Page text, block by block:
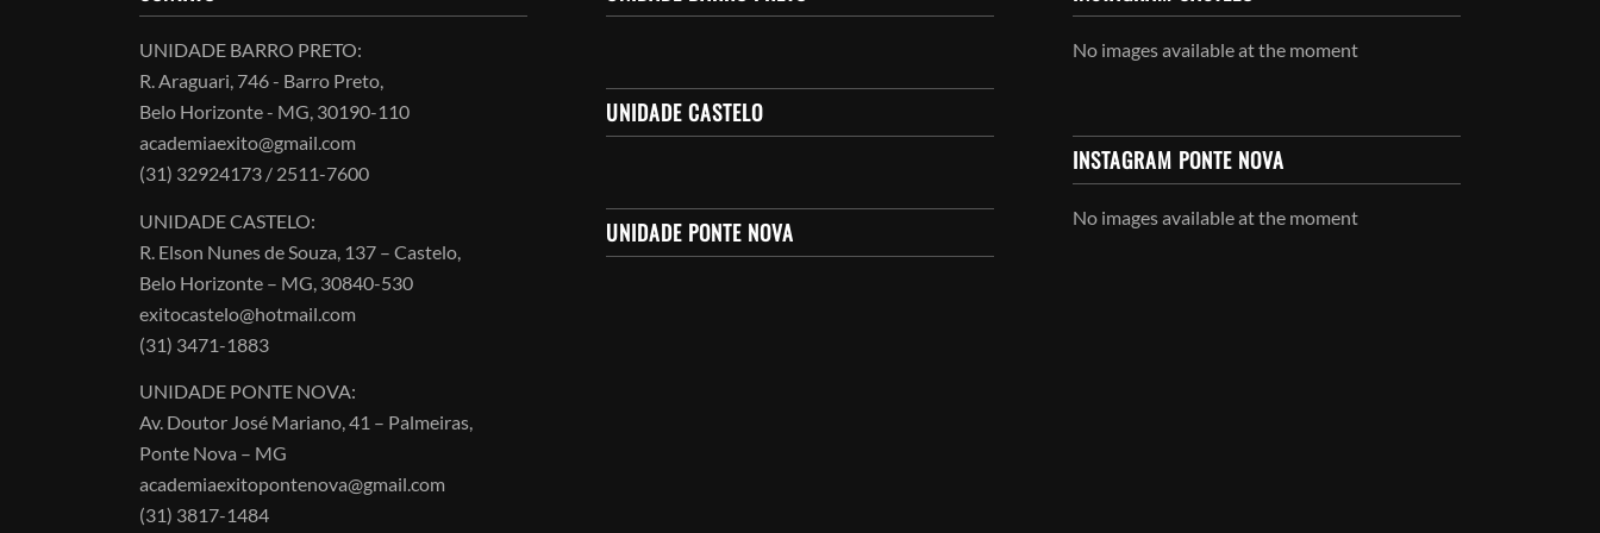
UNIDADE BARRO PRETO:
R. Araguari, 746 - Barro Preto,
Belo Horizonte - MG, 30190-110
academiaexito@gmail.com
(31) 32924173 / 2511-7600
UNIDADE CASTELO:
R. Elson Nunes de Souza, 137 – Castelo,
Belo Horizonte – MG, 30840-530
exitocastelo@hotmail.com
(31) 3471-1883
UNIDADE PONTE NOVA:
Av. Doutor José Mariano, 41 – Palmeiras,
Ponte Nova – MG
academiaexitopontenova@gmail.com
(31) 3817-1484
UNIDADE CASTELO
UNIDADE PONTE NOVA
No images available at the moment
INSTAGRAM PONTE NOVA
No images available at the moment